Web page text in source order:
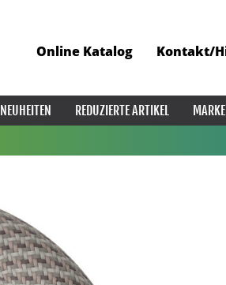
Online Katalog Kontakt/
NEUHEITEN REDUZIERTE ARTIKEL